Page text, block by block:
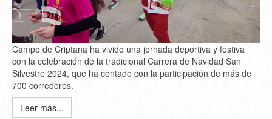
Campo de Criptana ha vivido una jornada deportiva y festiva
con la celebración de la tradicional Carrera de Navidad San
Silvestre 2024, que ha contado con la participación de más de
700 corredores.
Leer más...